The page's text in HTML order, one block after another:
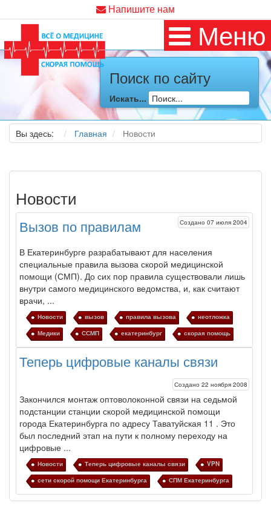
Напишите нам
Меню
Поиск по сайту
Искать...
Вы здесь: Главная Новости
Новости
Вызов по правилам Создано 07 июля 2004
В Екатеринбурге разрабатывают для населения
специальные правила вызова скорой медицин­ской
помощи (СМП). До сих пор правила существовали лишь
внутри самого медицинского ведомства, и, как считают
врачи, ...
Новости вызов правила вызова
неотложка
Медики
ССМП екатеринбург скорая помощь
Теперь цифровые каналы связи
Создано 22 ноября 2008
Закончился монтаж оптоволоконной связи на седьмой
подстанции станции скорой медицинской помощи
города Екатеринбурга по адресу Таватуйская 11 . Это
был последний этап на пути к полному переходу на
цифровые ...
Новости Теперь цифровые каналы связи
VPN
сети скорой помощи Екатеринбурга
СПМ Екатеринбурга